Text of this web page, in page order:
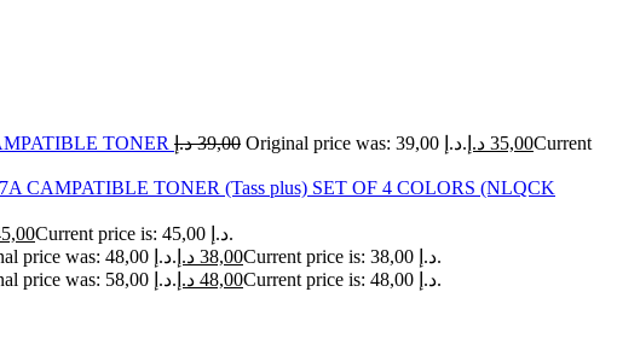
TONER 39,00 د.إ Original price was: 39,00 د.إ. 35,00 د.إ
Current
CAMPATIBLE TONER (Tass plus) SET OF 4 COLORS (NLQCK
Current price is: 45,00 د.إ.
Original price was: 48,00 د.إ. 38,00 د.إ
Current price is: 38,00 د.إ.
Original price was: 58,00 د.إ. 48,00 د.إ Current price is: 48,00 د.إ.